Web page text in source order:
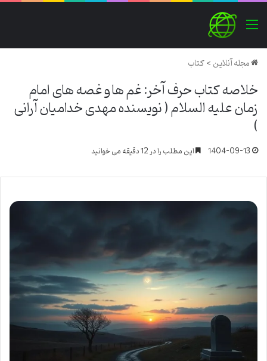
منو
مجله آنلاین>کتاب
خلاصه کتاب حرف آخر: غم ها و غصه های امام
زمان علیه السلام ( نویسنده مهدی خدامیان آرانی
)
1404-09-13 این مطلب را در 12 دقیقه می خوانید